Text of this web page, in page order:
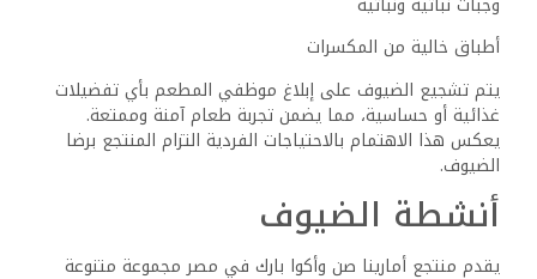
يضم المنتجع ناديا نابضا بالحياة للأطفال يقدم أنشطة مختلفة
للترفيه عن الضيوف الصغار. تعد الحرف اليدوية والألعاب ووقت
اللعب الخاضع للإشراف أجزاء أساسية من الجدول اليومي. هذا
يسمح للوالدين بالمشاركة في أنشطة البالغين أثناء مشاركة
أطفالهم والاستمتاع.
بالإضافة إلى ذلك، يتميز الترفيه المسائي بالعروض المناسبة
للعائلات والموسيقى الحية والليالي ذات الطابع الخاص. تم
تصميم هذه الأحداث لخلق تجارب ممتعة للضيوف، مما يضمن أن
يكون لدى الجميع شيء يتطلعون إليه طوال فترة إقامتهم.
مرافق الشاطئ وحمام السباحة